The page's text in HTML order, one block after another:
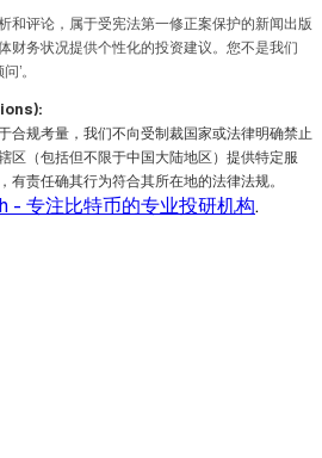
和评论，属于受宪法第一修正案保护的新闻出版
财务状况提供个性化的投资建议。您不是我们
’。
合规考量，我们不向受制裁国家或法律明确禁止
区（包括但不限于中国大陆地区）提供特定服
责任确其行为符合其所在地的法律法规。
- 专注比特币的专业投研机构.